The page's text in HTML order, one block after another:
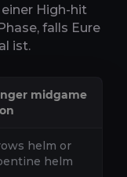
High-hit
falls Eure
ist.
midgame
helm or
helm